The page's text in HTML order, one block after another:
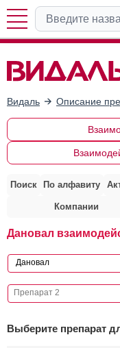
Видаль Описание
Поиск По алфавиту
Компании
Дановал
Выберите препарат